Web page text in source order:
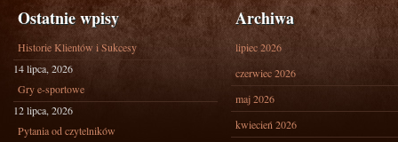
Ostatnie wpisy
Historie Klientów i Sukcesy
14 lipca, 2026
Gry e-sportowe
12 lipca, 2026
Pytania od czytelników
Archiwa
lipiec 2026
czerwiec 2026
maj 2026
kwiecień 2026